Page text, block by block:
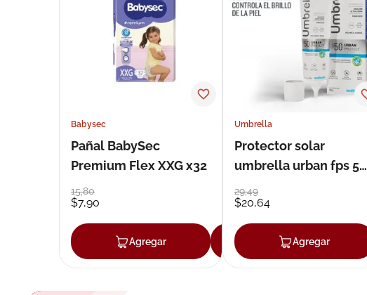
Babysec
Pañal BabySec
Premium Flex XXG x32
15,80
$7,90
Agregar Agregar
Umbrella
Protector solar
umbrella urban fps 50
50 g
29,49
$20,64
Agregar